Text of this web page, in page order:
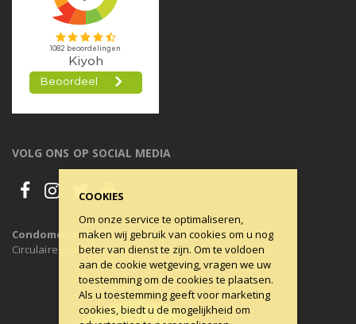
VOLG ONS OP SOCIAL MEDIA
Condomerie is 100% CO2-neutraal, al sinds 2011
Circulaire Economie ons uitgangspunt.
COOKIES
Om onze service te optimaliseren,
maken wij gebruik van cookies om u nog
beter van dienst te zijn. Om te voldoen
aan de cookie wetgeving, vragen we uw
toestemming om de cookies te plaatsen.
Als u toestemming geeft voor marketing
cookies, biedt u de mogelijkheid om